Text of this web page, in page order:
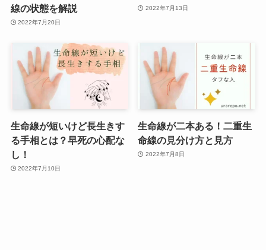
線の状態を解説
2022年7月20日
2022年7月13日
生命線が短いけど長生きす
る手相とは？早死の心配な
し！
2022年7月10日
生命線が二本ある！二重生
命線の見分け方と見方
2022年7月8日